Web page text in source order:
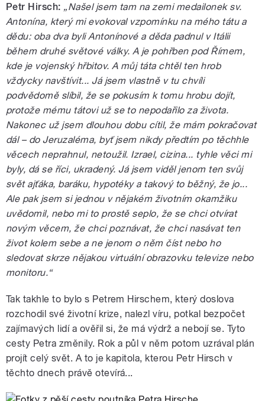
Petr Hirsch: „Našel jsem tam na zemi medailonek sv.
Antonína, který mi evokoval vzpomínku na mého tátu a
dědu: oba dva byli Antonínové a děda padnul v Itálii
během druhé světové války. A je pohřben pod Římem,
kde je vojenský hřbitov. A můj táta chtěl ten hrob
vždycky navštívit... Já jsem vlastně v tu chvíli
podvědomě slíbil, že se pokusím k tomu hrobu dojít,
protože mému tátovi už se to nepodařilo za života.
Nakonec už jsem dlouhou dobu cítil, že mám pokračovat
dál – do Jeruzaléma, byť jsem nikdy předtím po těchhle
věcech neprahnul, netoužil. Izrael, cizina... tyhle věci mi
byly, dá se říci, ukradený. Já jsem viděl jenom ten svůj
svět ajťáka, baráku, hypotéky a takový to běžný, že jo...
Ale pak jsem si jednou v nějakém životním okamžiku
uvědomil, nebo mi to prostě seplo, že se chci otvírat
novým věcem, že chci poznávat, že chci nasávat ten
život kolem sebe a ne jenom o něm číst nebo ho
sledovat skrze nějakou virtuální obrazovku televize nebo
monitoru.“
Tak takhle to bylo s Petrem Hirschem, který doslova
rozchodil své životní krize, nalezl víru, potkal bezpočet
zajímavých lidí a ověřil si, že má výdrž a nebojí se. Tyto
cesty Petra změnily. Rok a půl v něm potom uzrával plán
projít celý svět. A to je kapitola, kterou Petr Hirsch v
těchto dnech právě otevírá...